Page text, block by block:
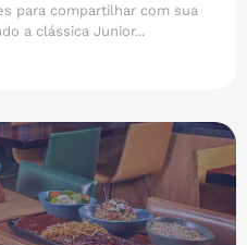
para compartilhar com sua
a clássica Junior...